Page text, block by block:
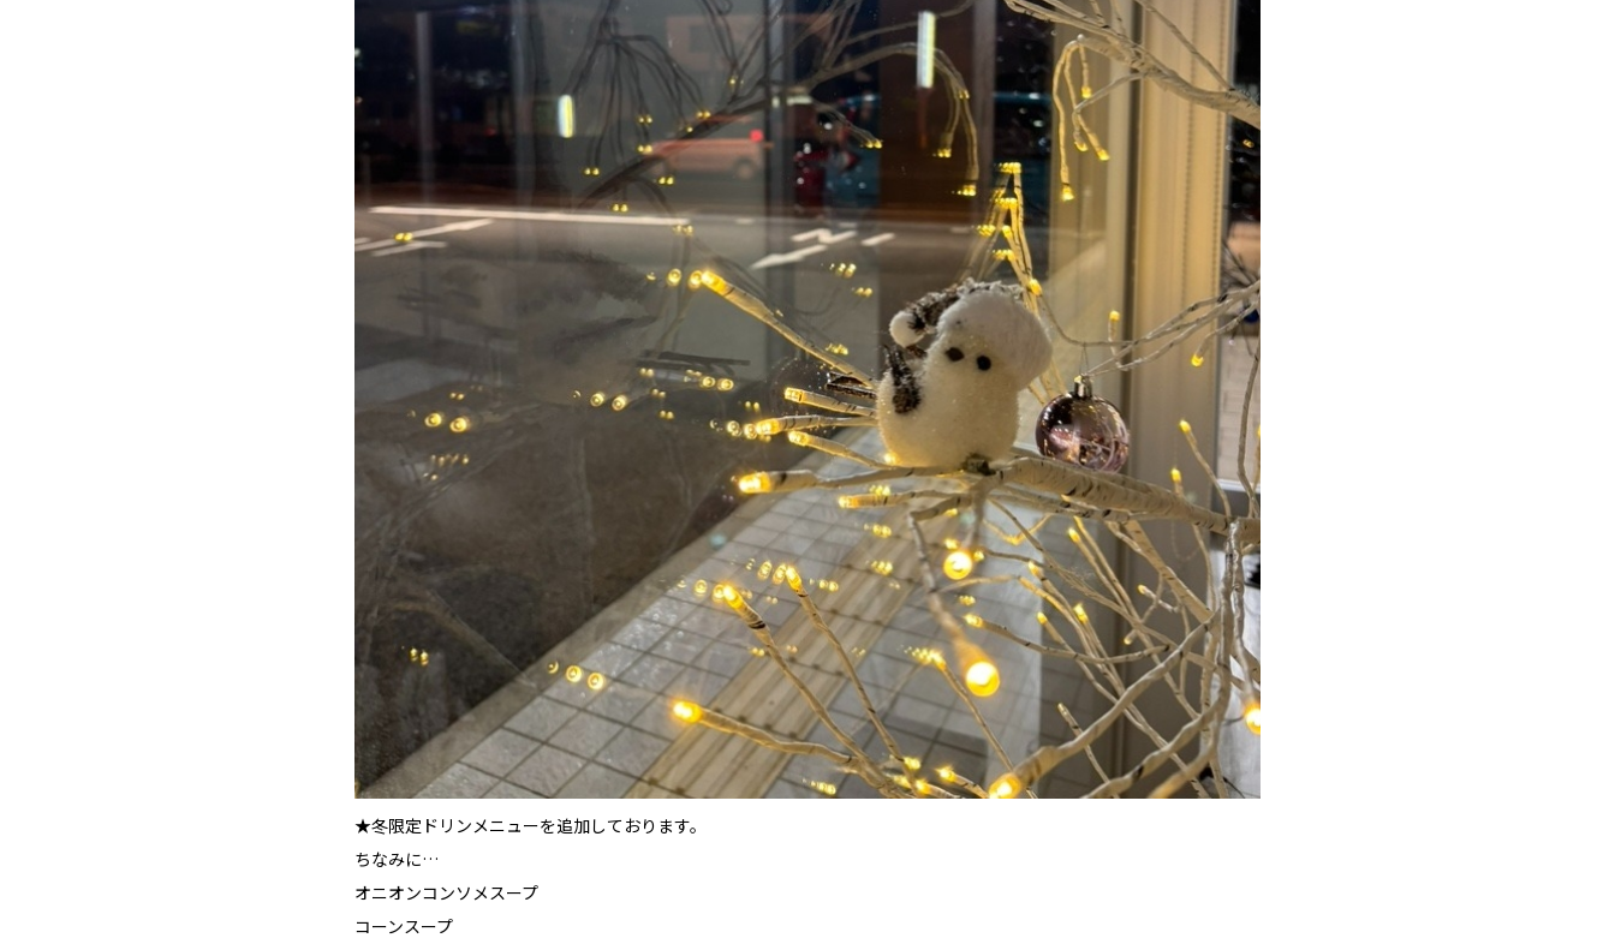
★冬限定ドリンメニューを追加しております。
ちなみに…
オニオンコンソメスープ
コーンスープ